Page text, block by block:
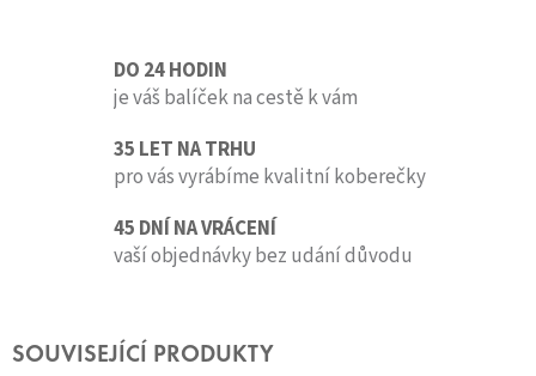
DO 24 HODIN
je váš balíček na cestě k vám
35 LET NA TRHU
pro vás vyrábíme kvalitní koberečky
45 DNÍ NA VRÁCENÍ
vaší objednávky bez udání důvodu
SOUVISEJÍCÍ PRODUKTY